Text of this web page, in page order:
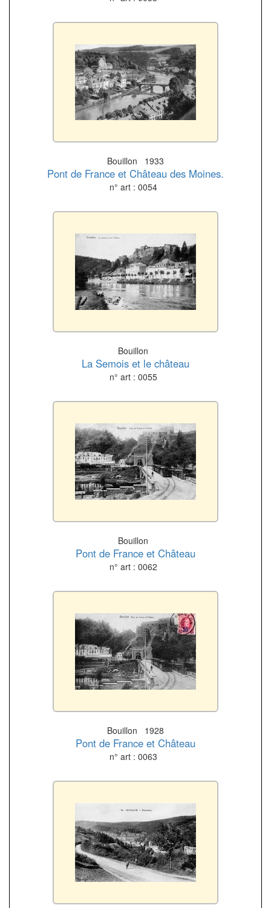
Bouillon 1933
Pont de France et Château des Moines.
n° art : 0054
Bouillon
La Semois et le château
n° art : 0055
Bouillon
Pont de France et Château
n° art : 0062
Bouillon 1928
Pont de France et Château
n° art : 0063